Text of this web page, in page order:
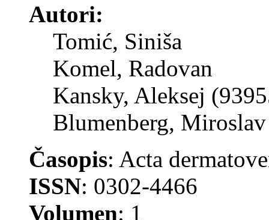
Autori:
Tomić, Siniša
Komel, Radovan
Kansky, Aleksej
Blumenberg, Miroslav
Časopis: Acta
ISSN: 0302-4466
Volumen: 1